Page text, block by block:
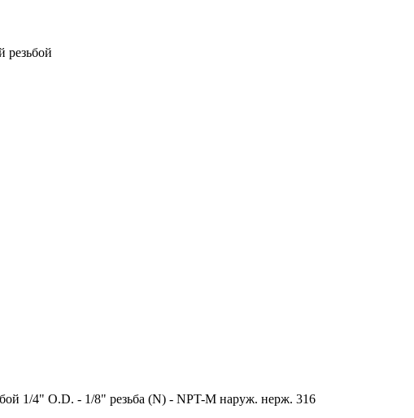
резьбой
1/4" O.D. - 1/8" резьба (N) - NPT-M наруж. нерж. 316